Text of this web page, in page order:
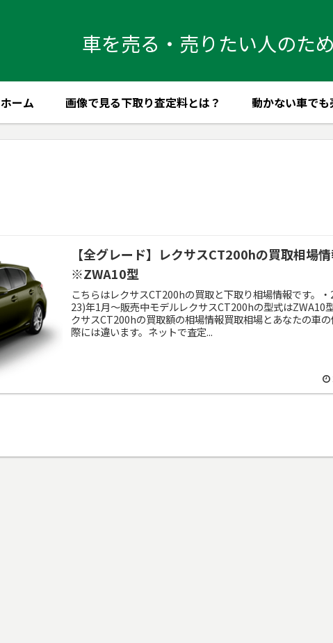
車を売る・売りたい人のた
ホーム 画像で見る下取り査定料とは？ 動かない車でも
【全グレード】レクサスCT200hの買取相場
※ZWA10型
こちらはレクサスCT200hの買取と下取り相場情報です。
23)年1月～販売中モデルレクサスCT200hの型式はZWA10
クサスCT200hの買取額の相場情報買取相場とあなたの車
際には違います。ネットで査定...